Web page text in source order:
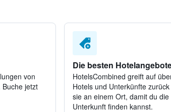
von
jetzt
Die besten
HotelsCombined greift auf
Hotels und Unterkünfte
sie an einem Ort, damit du die
Unterkunft finden kannst.